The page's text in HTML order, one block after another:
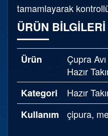
tamamlayarak
ÜRÜN BILGILERI
Ürün
Çupra
Hazır
Kategori
Hazır
Kullanım
çipura,